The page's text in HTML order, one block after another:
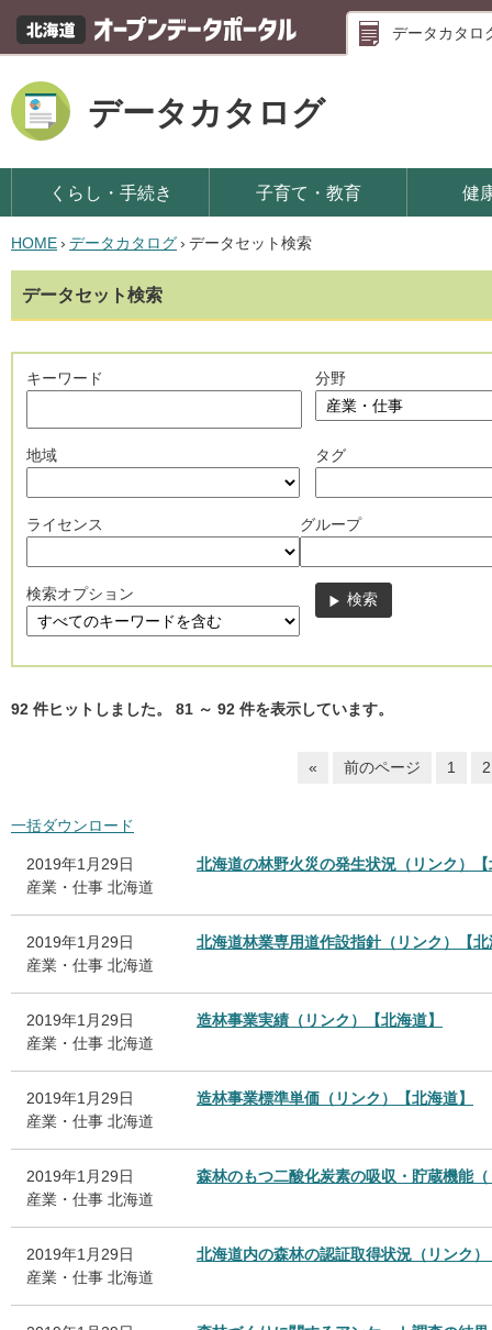
データカタロ
データカタログ
くらし・手続き 子育て・教育 健
HOME› データカタログ› データセット検索
データセット検索
キーワード 分野
地域 タグ
ライセンス グループ
検索オプション
92 件ヒットしました。 81 ～ 92 件を表示しています。
« 前のページ 1 2
一括ダウンロード
2019年1月29日
北海道の林野火災の発生状況（リンク）
産業・仕事 北海道
2019年1月29日
北海道林業専用道作設指針（リンク）【
産業・仕事 北海道
2019年1月29日
造林事業実績（リンク）【北海道】
産業・仕事 北海道
2019年1月29日
造林事業標準単価（リンク）【北海道】
産業・仕事 北海道
2019年1月29日
森林のもつ二酸化炭素の吸収・貯蔵機能
産業・仕事 北海道
2019年1月29日
北海道内の森林の認証取得状況（リンク
産業・仕事 北海道